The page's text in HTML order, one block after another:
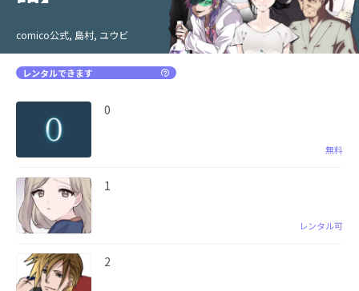
comico公式, 島村, ユウビ
レンタルできます
0
無料
1
レンタル可
2